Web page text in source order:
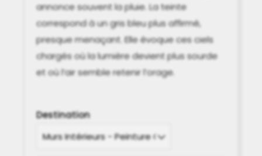
annonce souvent la pluie. La teinte
correspond à un gris bleu plus affirmé,
presque menaçant. Elle évoque ces ciels
chargés où la lumière devient plus sourde
et où l’air semble retenir l’orage.
Destination